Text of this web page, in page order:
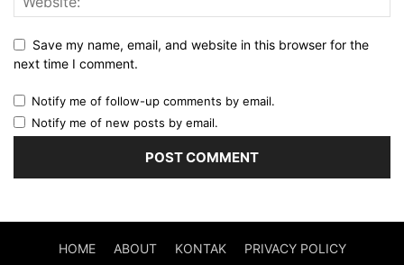
Save my name, email, and website in this browser for the
next time I comment.
Notify me of follow-up comments by email.
Notify me of new posts by email.
HOME ABOUT KONTAK PRIVACY POLICY